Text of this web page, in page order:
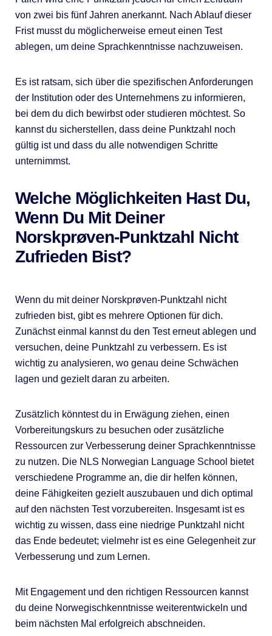
von zwei bis fünf Jahren anerkannt. Nach Ablauf dieser
Frist musst du möglicherweise erneut einen Test
ablegen, um deine Sprachkenntnisse nachzuweisen.
Es ist ratsam, sich über die spezifischen Anforderungen
der Institution oder des Unternehmens zu informieren,
bei dem du dich bewirbst oder studieren möchtest. So
kannst du sicherstellen, dass deine Punktzahl noch
gültig ist und dass du alle notwendigen Schritte
unternimmst.
Welche Möglichkeiten Hast Du,
Wenn Du Mit Deiner
Norskprøven-Punktzahl Nicht
Zufrieden Bist?
Wenn du mit deiner Norskprøven-Punktzahl nicht
zufrieden bist, gibt es mehrere Optionen für dich.
Zunächst einmal kannst du den Test erneut ablegen und
versuchen, deine Punktzahl zu verbessern. Es ist
wichtig zu analysieren, wo genau deine Schwächen
lagen und gezielt daran zu arbeiten.
Zusätzlich könntest du in Erwägung ziehen, einen
Vorbereitungskurs zu besuchen oder zusätzliche
Ressourcen zur Verbesserung deiner Sprachkenntnisse
zu nutzen. Die NLS Norwegian Language School bietet
verschiedene Programme an, die dir helfen können,
deine Fähigkeiten gezielt auszubauen und dich optimal
auf den nächsten Test vorzubereiten. Insgesamt ist es
wichtig zu wissen, dass eine niedrige Punktzahl nicht
das Ende bedeutet; vielmehr ist es eine Gelegenheit zur
Verbesserung und zum Lernen.
Mit Engagement und den richtigen Ressourcen kannst
du deine Norwegischkenntnisse weiterentwickeln und
beim nächsten Mal erfolgreich abschneiden.